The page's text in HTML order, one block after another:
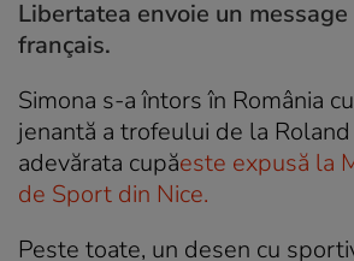
Libertatea envoie un
français.
Simona s-a întors în România
jenantă a trofeului de la Roland
adevărata cupăeste expusă la
de Sport din Nice.
Peste toate, un desen cu